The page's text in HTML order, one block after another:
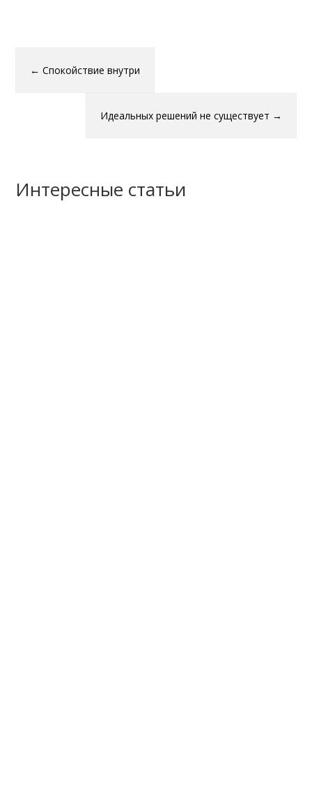
←Спокойствие внутри
Идеальных решений не существует →
Интересные статьи